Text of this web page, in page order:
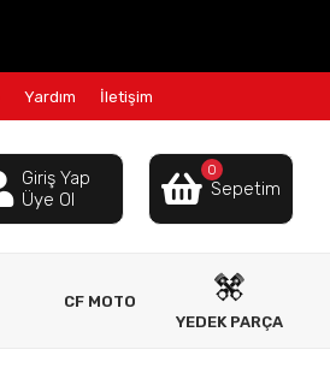
Yardım İletişim
Giriş Yap
Üye Ol
0
Sepetim
CF MOTO
YEDEK PARÇA